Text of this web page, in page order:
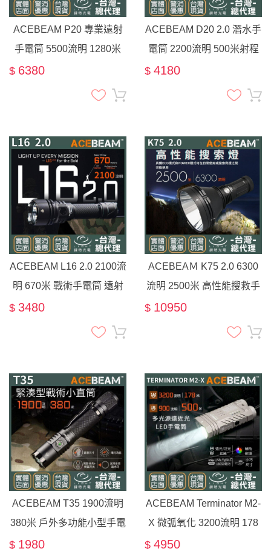
ACEBEAM P20 專業遠射
手電筒 5500流明 1280米
耐衝擊 雙開關 爆閃 21700
$ 6380
ACEBEAM D20 2.0 潛水手
電筒 2200流明 500米射程
聚光 水下200米 21700
$ 4180
ACEBEAM L16 2.0 2100流
明 670米 戰術手電筒 遠射
21700電池 雙開關 戰術尾
按 USB-C充電 線控
$ 3480
ACEBEAＭ K75 2.0 6300
流明 2500米 高性能搜救手
電筒 遠射高亮 聚光
$ 10950
ACEBEAM T35 1900流明
380米 戶外多功能小型手電
筒 一鍵爆閃 遠射 戰術
$ 1980
ACEBEAM Terminator M2-
X 微弧氧化 3200流明 178
米 多光源聚泛光 七色循環
$ 4950